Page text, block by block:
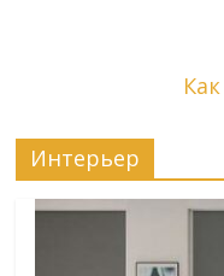
Интерьер